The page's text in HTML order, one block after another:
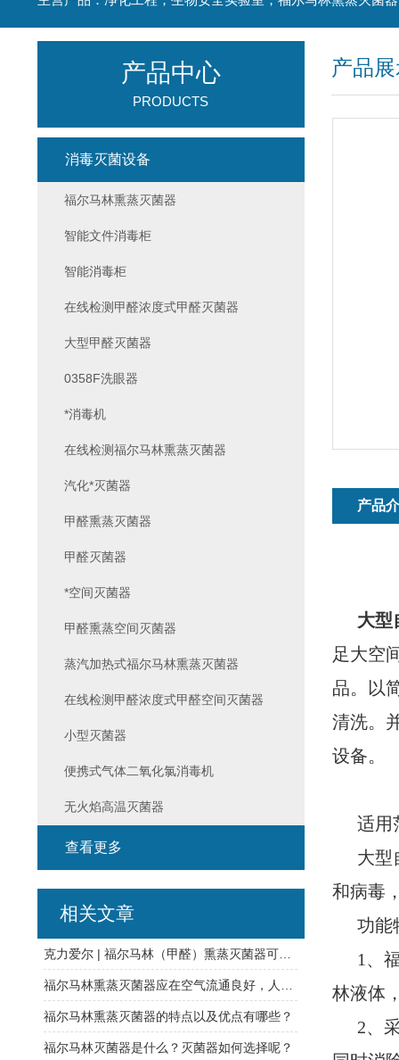
产品
产品
大型
足大空
品。以
清洗。
设备。
适用
大型
和病毒
功能
1、
林液体
2、
产品中心
PRODUCTS
消毒灭菌设备
福尔马林熏蒸灭菌器
智能文件消毒柜
智能消毒柜
在线检测甲醛浓度式甲醛灭菌器
大型甲醛灭菌器
0358F洗眼器
*消毒机
在线检测福尔马林熏蒸灭菌器
汽化*灭菌器
甲醛熏蒸灭菌器
甲醛灭菌器
*空间灭菌器
甲醛熏蒸空间灭菌器
蒸汽加热式福尔马林熏蒸灭菌器
在线检测甲醛浓度式甲醛空间灭菌器
小型灭菌器
便携式气体二氧化氯消毒机
无火焰高温灭菌器
查看更多
相关文章
福尔马林熏蒸灭菌器的特点以及优点有哪些？
福尔马林灭菌器是什么？灭菌器如何选择呢？